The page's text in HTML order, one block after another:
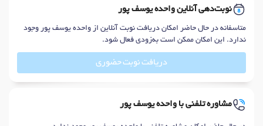
نوبت‌دهی آنلاین واحده یوسف پور
متاسفانه در حال حاضر امکان دریافت نوبت آنلاین از واحده یوسف پور وجود
ندارد. این امکان ممکن است به‌زودی فعال شود.
دریافت نوبت حضوری
مشاوره تلفنی با واحده یوسف پور